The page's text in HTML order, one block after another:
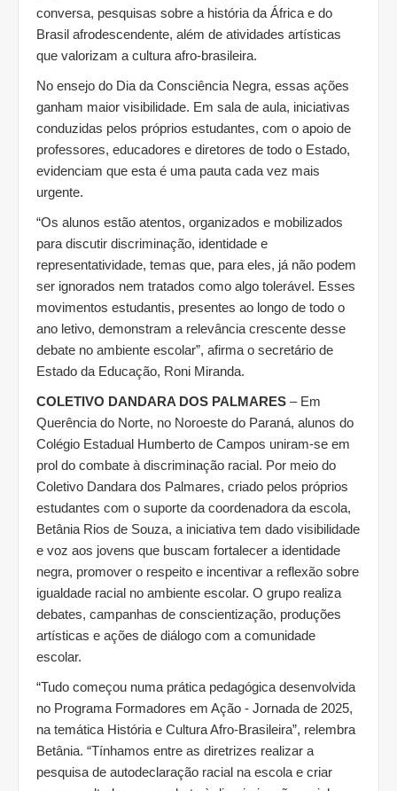
conversa, pesquisas sobre a história da África e do
Brasil afrodescendente, além de atividades artísticas
que valorizam a cultura afro-brasileira.
No ensejo do Dia da Consciência Negra, essas ações
ganham maior visibilidade. Em sala de aula, iniciativas
conduzidas pelos próprios estudantes, com o apoio de
professores, educadores e diretores de todo o Estado,
evidenciam que esta é uma pauta cada vez mais
urgente.
“Os alunos estão atentos, organizados e mobilizados
para discutir discriminação, identidade e
representatividade, temas que, para eles, já não podem
ser ignorados nem tratados como algo tolerável. Esses
movimentos estudantis, presentes ao longo de todo o
ano letivo, demonstram a relevância crescente desse
debate no ambiente escolar”, afirma o secretário de
Estado da Educação, Roni Miranda.
COLETIVO DANDARA DOS PALMARES – Em
Querência do Norte, no Noroeste do Paraná, alunos do
Colégio Estadual Humberto de Campos uniram-se em
prol do combate à discriminação racial. Por meio do
Coletivo Dandara dos Palmares, criado pelos próprios
estudantes com o suporte da coordenadora da escola,
Betânia Rios de Souza, a iniciativa tem dado visibilidade
e voz aos jovens que buscam fortalecer a identidade
negra, promover o respeito e incentivar a reflexão sobre
igualdade racial no ambiente escolar. O grupo realiza
debates, campanhas de conscientização, produções
artísticas e ações de diálogo com a comunidade
escolar.
“Tudo começou numa prática pedagógica desenvolvida
no Programa Formadores em Ação - Jornada de 2025,
na temática História e Cultura Afro-Brasileira”, relembra
Betânia. “Tínhamos entre as diretrizes realizar a
pesquisa de autodeclaração racial na escola e criar